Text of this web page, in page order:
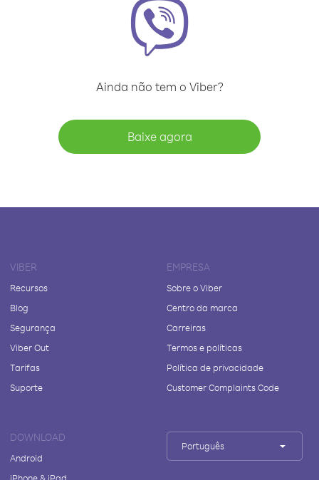
Ainda não tem o Viber?
Baixe agora
VIBER
Recursos
Blog
Segurança
Viber Out
Tarifas
Suporte
EMPRESA
Sobre o Viber
Centro da marca
Carreiras
Termos e políticas
Política de privacidade
Customer Complaints Code
DOWNLOAD
Android
Português